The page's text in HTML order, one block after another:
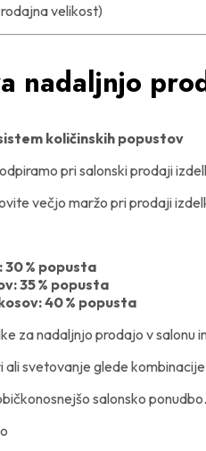
velikost)
nadaljnjo
količinskih popustov
pri salonski prodaji
večjo maržo pri prodaji
30 % popusta
35 % popusta
40 % popusta
za nadaljnjo prodajo v
svetovanje glede
salonsko ponudbo.